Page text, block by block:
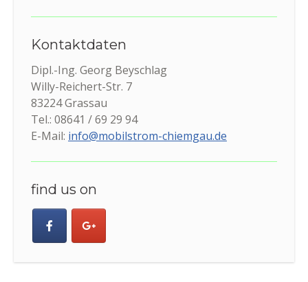
Kontaktdaten
Dipl.-Ing. Georg Beyschlag
Willy-Reichert-Str. 7
83224 Grassau
Tel.: 08641 / 69 29 94
E-Mail: info@mobilstrom-chiemgau.de
find us on